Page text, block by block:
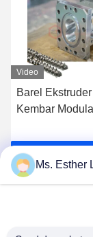
Video
Barel
Kembar
Bagian
Dapatkan
Ms. Esther